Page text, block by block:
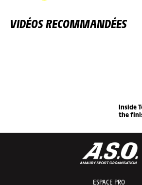
VIDÉOS RECOMMANDÉES
Inside
the
ESPACE PRO